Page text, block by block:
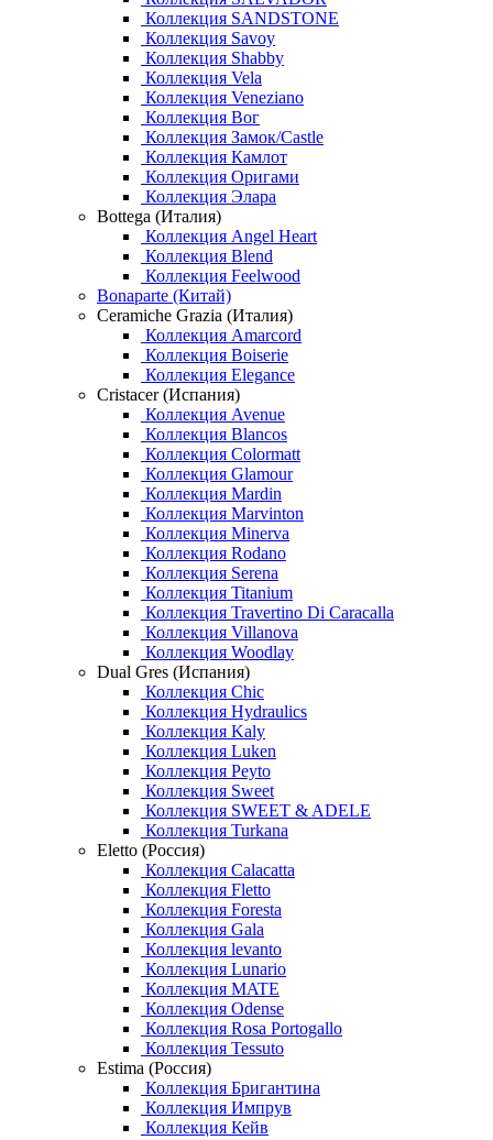
Коллекция SANDSTONE
Коллекция Savoy
Коллекция Shabby
Коллекция Vela
Коллекция Veneziano
Коллекция Вог
Коллекция Замок/Castle
Коллекция Камлот
Коллекция Оригами
Коллекция Элара
Bottega (Италия)
Коллекция Angel Heart
Коллекция Blend
Коллекция Feelwood
Bonaparte (Китай)
Ceramiche Grazia (Италия)
Коллекция Amarcord
Коллекция Boiserie
Коллекция Elegance
Cristacer (Испания)
Коллекция Avenue
Коллекция Blancos
Коллекция Colormatt
Коллекция Glamour
Коллекция Mardin
Коллекция Marvinton
Коллекция Minerva
Коллекция Rodano
Коллекция Serena
Коллекция Titanium
Коллекция Travertino Di Caracalla
Коллекция Villanova
Коллекция Woodlay
Dual Gres (Испания)
Коллекция Chic
Коллекция Hydraulics
Коллекция Kaly
Коллекция Luken
Коллекция Peyto
Коллекция Sweet
Коллекция SWEET & ADELE
Коллекция Turkana
Eletto (Россия)
Коллекция Calacatta
Коллекция Fletto
Коллекция Foresta
Коллекция Gala
Коллекция levanto
Коллекция Lunario
Коллекция MATE
Коллекция Odense
Коллекция Rosa Portogallo
Коллекция Tessuto
Estima (Россия)
Коллекция Бригантина
Коллекция Импрув
Коллекция Кейв